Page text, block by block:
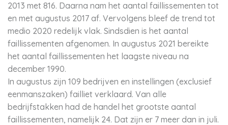
2013 met 816. Daarna nam het aantal faillissementen tot
en met augustus 2017 af. Vervolgens bleef de trend tot
medio 2020 redelijk vlak. Sindsdien is het aantal
faillissementen afgenomen. In augustus 2021 bereikte
het aantal faillissementen het laagste niveau na
december 1990.
In augustus zijn 109 bedrijven en instellingen (exclusief
eenmanszaken) failliet verklaard. Van alle
bedrijfstakken had de handel het grootste aantal
faillissementen, namelijk 24. Dat zijn er 7 meer dan in juli.